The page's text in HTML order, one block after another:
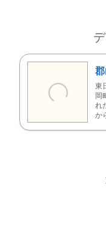
東
岡
れ
か